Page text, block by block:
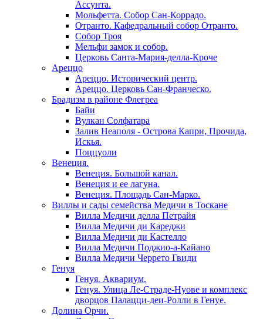
Ассунта.
Мольфетта. Собор Сан-Коррадо.
Отранто. Кафедральный собор Отранто.
Собор Троя
Мельфи замок и собор.
Церковь Санта-Мария-делла-Кроче
Ареццо
Ареццо. Исторический центр.
Ареццо. Церковь Сан-Франческо.
Брадизм в районе Флегреа
Байи
Вулкан Солфатара
Залив Неаполя - Острова Капри, Прочида,
Искья.
Поццуоли
Венеция.
Венеция. Большой канал.
Венеция и ее лагуна.
Венеция. Площадь Сан-Марко.
Виллы и сады семейства Медичи в Тоскане
Вилла Медичи делла Петрайя
Вилла Медичи ди Кареджи
Вилла Медичи ди Кастелло
Вилла Медичи Поджио-а-Кайано
Вилла Медичи Черрето Гвиди
Генуя
Генуя. Аквариум.
Генуя. Улица Ле-Страде-Нуове и комплекс
дворцов Палацци-деи-Ролли в Генуе.
Долина Орчи.